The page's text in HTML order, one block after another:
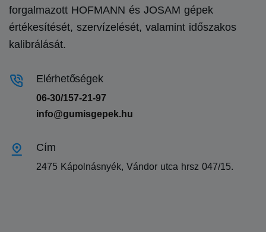
forgalmazott HOFMANN és JOSAM gépek
értékesítését, szervízelését, valamint időszakos
kalibrálását.
Elérhetőségek
06-30/157-21-97
info@gumisgepek.hu
Cím
2475 Kápolnásnyék, Vándor utca hrsz 047/15.